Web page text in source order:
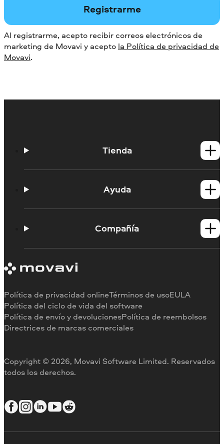
Registrarme
Al registrarme, acepto recibir correos electrónicos de
marketing de Movavi y acepto la Política de privacidad de
Movavi.
Tienda
Productos para MacAyuda
Portal de aprendizaje
Limitaciones de la versión de prueba
Reembolso
Compañía
Testimonios
Por qué elegirnos
Para el trabajo
Copyright © 2026, Movavi Software Limited. Reservados
todos los derechos.
Política de privacidad onlineTérminos de usoEULA
Política del ciclo de vida del software
Política de envío y devolucionesPolítica de reembolsos
Directrices de marcas comerciales